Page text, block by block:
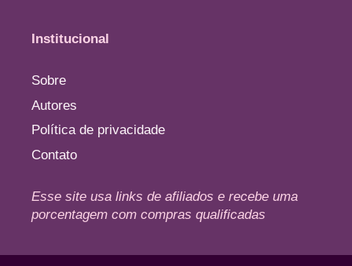
Institucional
Sobre
Autores
Política de privacidade
Contato
Esse site usa links de afiliados e recebe uma
porcentagem com compras qualificadas